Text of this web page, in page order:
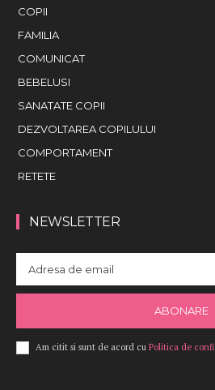
COPII
FAMILIA
COMUNICAT
BEBELUSI
SANATATE COPII
DEZVOLTAREA COPILULUI
COMPORTAMENT
RETETE
NEWSLETTER
ABONARE
Am citit si sunt de acord cu Politica de